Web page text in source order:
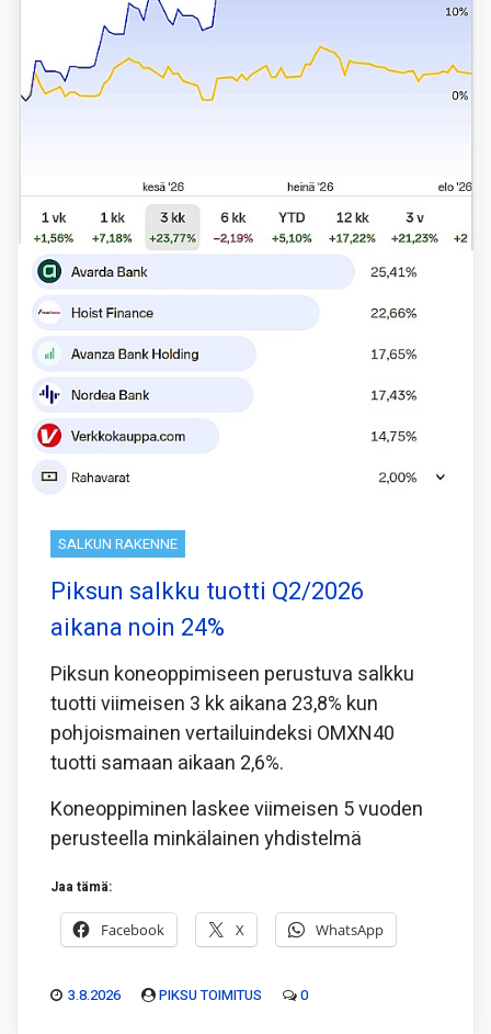
SALKUN RAKENNE
Piksun salkku tuotti Q2/2026
aikana noin 24%
Piksun koneoppimiseen perustuva salkku
tuotti viimeisen 3 kk aikana 23,8% kun
pohjoismainen vertailuindeksi OMXN40
tuotti samaan aikaan 2,6%.
Koneoppiminen laskee viimeisen 5 vuoden
perusteella minkälainen yhdistelmä
Jaa tämä:
Facebook X WhatsApp
3.8.2026 PIKSU TOIMITUS 0